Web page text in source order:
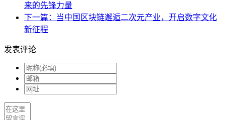
来的先锋力量
下一篇：当中国区块链邂逅二次元产业，开启数字文化
新征程
发表评论